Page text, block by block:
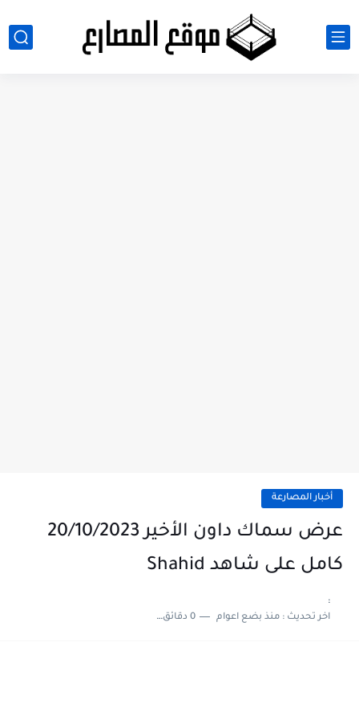
أخبار المصارعة
عرض سماك داون الأخير 20/10/2023
كامل على شاهد Shahid
:
اخر تحديث :منذ بضع اعوام 0 دقائق للقراءة